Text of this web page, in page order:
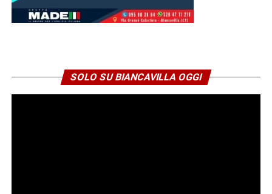
vita dei soldati. Dormire negli stessi ricoveri. Attraversare
le stesse trincee. Esporsi allo stesso fuoco. Visitare gli
Di don Vincenzo ci è giunta proprio una di queste lettere.
SOLO SU BIANCAVILLA OGGI